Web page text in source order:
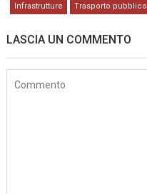
Infrastrutture Trasporto pubblico
LASCIA UN COMMENTO